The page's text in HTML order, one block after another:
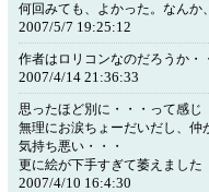
何回みても、よかった。なんか
2007/5/7 19:25:12
作者はロリコンなのだろうか・
2007/4/14 21:36:33
思ったほど別に・・・って感じ
無理にお涙ちょーだいだし、仲
気持ち悪い・・・
更に絵が下手すぎて萎えました
2007/4/10 16:4:30